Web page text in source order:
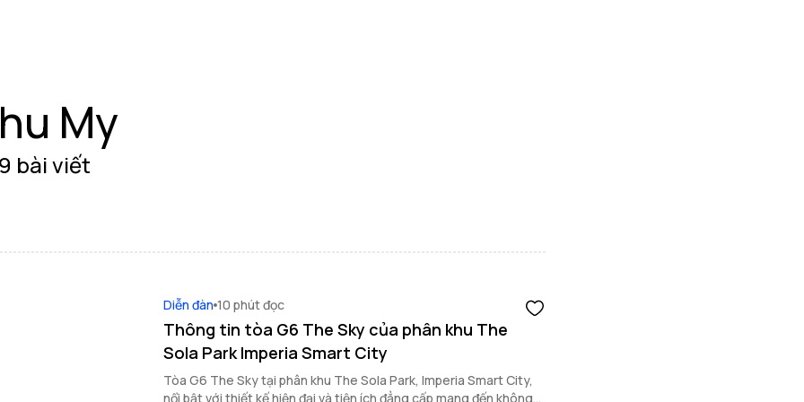
My
bài viết
Diễn đàn 10 phút đọc
Thông tin tòa G6 The Sky của phân khu The
Sola Park Imperia Smart City
Tòa G6 The Sky tại phân khu The Sola Park, Imperia Smart City,
nổi bật với thiết kế hiện đại và tiện ích đẳng cấp mang đến không